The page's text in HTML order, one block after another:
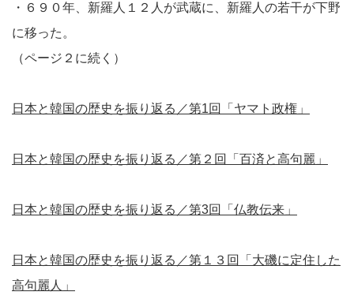
・６９０年、新羅人１２人が武蔵に、新羅人の若干が下野
に移った。
（ページ２に続く）
日本と韓国の歴史を振り返る／第1回「ヤマト政権」
日本と韓国の歴史を振り返る／第２回「百済と高句麗」
日本と韓国の歴史を振り返る／第3回「仏教伝来」
日本と韓国の歴史を振り返る／第１３回「大磯に定住した
高句麗人」